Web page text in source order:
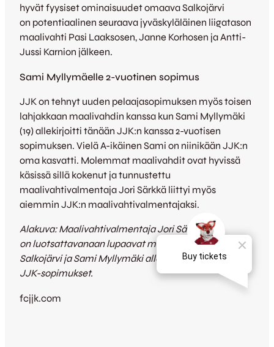
hyvät fyysiset ominaisuudet omaava Salkojärvi
on potentiaalinen seuraava jyväskyläläinen liigatason
maalivahti Pasi Laaksosen, Janne Korhosen ja Antti-
Jussi Karnion jälkeen.
Sami Myllymäelle 2-vuotinen sopimus
JJK on tehnyt uuden pelaajasopimuksen myös toisen
lahjakkaan maalivahdin kanssa kun Sami Myllymäki
(19) allekirjoitti tänään JJK:n kanssa 2-vuotisen
sopimuksen. Vielä A-ikäinen Sami on niinikään JJK:n
oma kasvatti. Molemmat maalivahdit ovat hyvissä
käsissä sillä kokenut ja tunnustettu
maalivahtivalmentaja Jori Särkkä liittyi myös
aiemmin JJK:n maalivahtivalmentajaksi.
Alakuva: Maalivahtivalmentaja Jori Särkällä
on luotsattavanaan lupaavat maalivahdit kun Matti
Salkojärvi ja Sami Myllymäki allekirjoittivat uudet
JJK-sopimukset.
fcjjk.com